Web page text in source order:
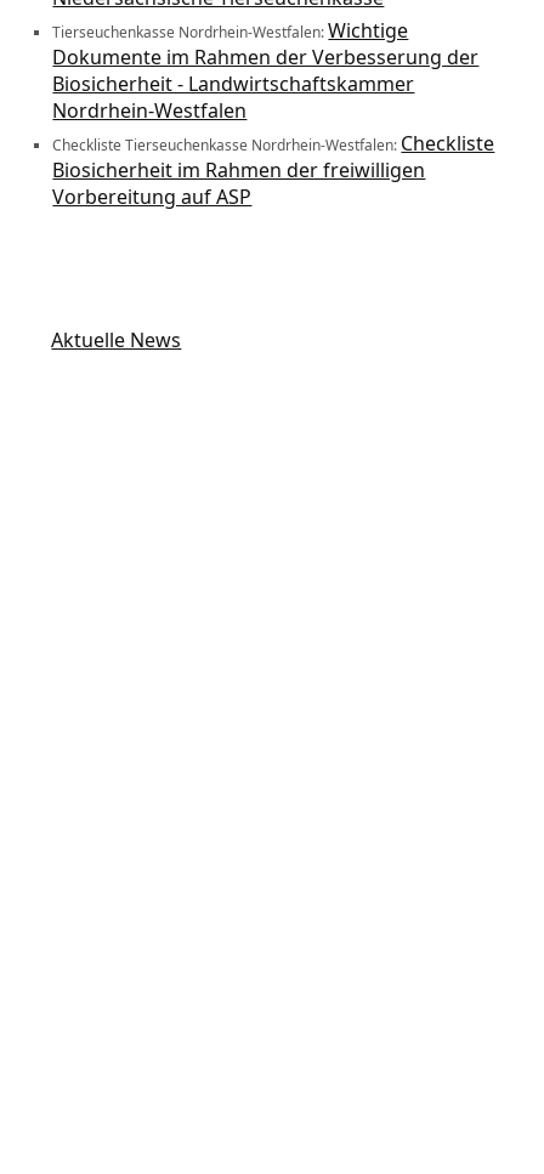
Tierseuchenkasse Nordrhein-Westfalen:Wichtige
Dokumente im Rahmen der Verbesserung der
Biosicherheit - Landwirtschaftskammer
Nordrhein-Westfalen
Checkliste Tierseuchenkasse Nordrhein-Westfalen: Checkliste
Biosicherheit im Rahmen der freiwilligen
Vorbereitung auf ASP
Aktuelle News